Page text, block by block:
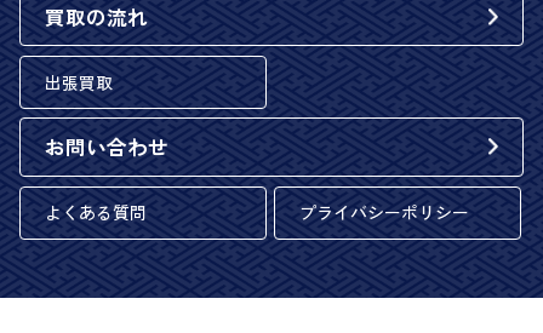
買取の流れ
出張買取
お問い合わせ
よくある質問 プライバシーポリシー